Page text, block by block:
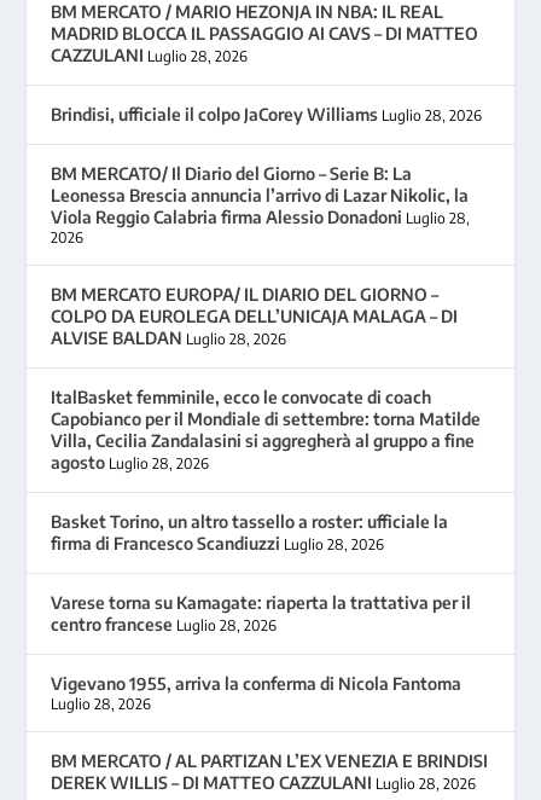
BM MERCATO / MARIO HEZONJA IN NBA: IL REAL
MADRID BLOCCA IL PASSAGGIO AI CAVS – DI MATTEO
CAZZULANI Luglio 28, 2026
Brindisi, ufficiale il colpo JaCorey Williams Luglio 28, 2026
BM MERCATO/ Il Diario del Giorno – Serie B: La
Leonessa Brescia annuncia l’arrivo di Lazar Nikolic, la
Viola Reggio Calabria firma Alessio Donadoni Luglio 28,
2026
BM MERCATO EUROPA/ IL DIARIO DEL GIORNO –
COLPO DA EUROLEGA DELL’UNICAJA MALAGA – DI
ALVISE BALDAN Luglio 28, 2026
ItalBasket femminile, ecco le convocate di coach
Capobianco per il Mondiale di settembre: torna Matilde
Villa, Cecilia Zandalasini si aggregherà al gruppo a fine
agosto Luglio 28, 2026
Basket Torino, un altro tassello a roster: ufficiale la
firma di Francesco Scandiuzzi Luglio 28, 2026
Varese torna su Kamagate: riaperta la trattativa per il
centro francese Luglio 28, 2026
Vigevano 1955, arriva la conferma di Nicola Fantoma
Luglio 28, 2026
BM MERCATO / AL PARTIZAN L’EX VENEZIA E BRINDISI
DEREK WILLIS – DI MATTEO CAZZULANI Luglio 28, 2026